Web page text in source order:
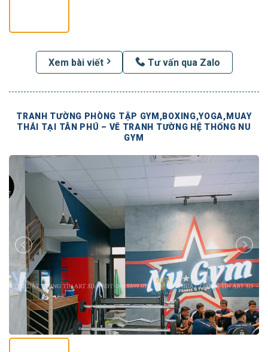
Xem bài viết Tư vấn qua Zalo
TRANH TƯỜNG PHÒNG TẬP GYM,BOXING,YOGA,MUAY
THÁI TẠI TÂN PHÚ – VẼ TRANH TƯỜNG HỆ THỐNG NU
GYM